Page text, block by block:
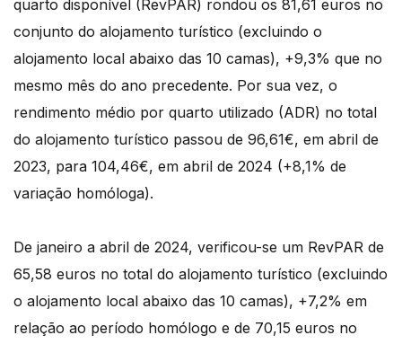
quarto disponível (RevPAR) rondou os 81,61 euros no
conjunto do alojamento turístico (excluindo o
alojamento local abaixo das 10 camas), +9,3% que no
mesmo mês do ano precedente. Por sua vez, o
rendimento médio por quarto utilizado (ADR) no total
do alojamento turístico passou de 96,61€, em abril de
2023, para 104,46€, em abril de 2024 (+8,1% de
variação homóloga).
De janeiro a abril de 2024, verificou-se um RevPAR de
65,58 euros no total do alojamento turístico (excluindo
o alojamento local abaixo das 10 camas), +7,2% em
relação ao período homólogo e de 70,15 euros no